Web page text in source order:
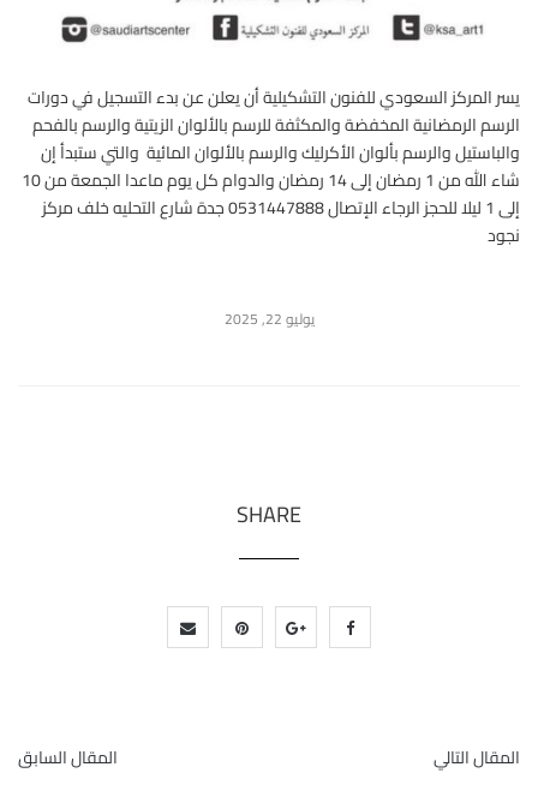
يسر المركز السعودي للفنون التشكيلية أن يعلن عن بدء التسجيل في دورات
الرسم الرمضانية المخفضة والمكثفة للرسم بالألوان الزيتية والرسم بالفحم
والباستيل والرسم بألوان الأكرليك والرسم بالألوان المائية والتي ستبدأ إن
شاء الله من 1 رمضان إلى 14 رمضان والدوام كل يوم ماعدا الجمعة من 10
إلى 1 ليلا للحجز الرجاء الإتصال 0531447888 جدة شارع التحليه خلف مركز
نجود
يوليو 22, 2025
SHARE
المقال السابق المقال التالي